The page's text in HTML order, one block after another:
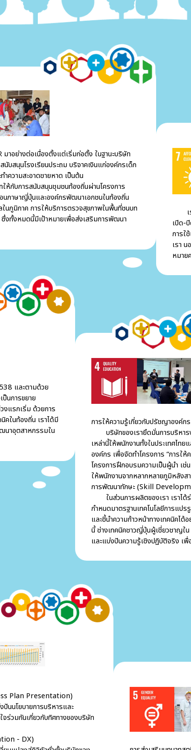
าอย่างต่อเนื่องตั้งแต่เริ่มก่อตั้ง ในฐานะบริษัท
บสนุนโรงเรียนประถม บริจาคเงินแก่องค์กรเด็ก
ำความสะอาดชายหาด เป็นต้น
กับการสนับสนุนชุมชนท้องถิ่นผ่านโครงการ
นภาษาญี่ปุ่นและองค์กรพัฒนาเอกชนในท้องถิ่น
ภูมิภาค การให้บริการตรวจสุขภาพในพื้นที่ชนบท
งทั้งหมดนี้มีเป้าหมายเพื่อส่งเสริมการพัฒนา
เร
เปิด-
การใ
เรา
หมาย
และตามด้วย
นการขยาย
งแรกเริ่ม ด้วยการ
คในท้องถิ่น เราได้มี
นาอุตสาหกรรมใน
การให้ความรู้เกี่ยวกับปรัชญาอง
บริษัทของเรายึดมั่นการบริหาร
เหล่านี้ให้พนักงานทั้งในประเทศไท
องค์กร เพื่อจัดทำโครงการ “การใ
โครงการฝึกอบรมความเป็นผู้นำ เ
ให้พนักงานจากหลากหลายภูมิหลัง
การพัฒนาทักษะ (Skill
ในส่วนการผลิตของเรา เราได้
กำหนดมาตรฐานเทคโนโลยีการแป
และชี้นำความก้าวหน้าทางเทคนิคไ
นี้ ช่างเทคนิคชาวญี่ปุ่นผู้เชี่ยวชาญใ
และแบ่งปันความรู้เชิงปฏิบัติจริง เ
Plan Presentation)
นนโยบายการบริหารและ
จร่วมกันเกี่ยวกับทิศทางของบริษัท
- DX)